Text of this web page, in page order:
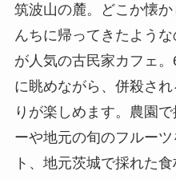
筑波⼭の麓。どこか懐
んちに帰ってきたよう
が人気の古民家カフェ
に眺めながら、併殺さ
りが楽しめます。農園
ーや地元の旬のフルー
ト、地元茨城で採れた